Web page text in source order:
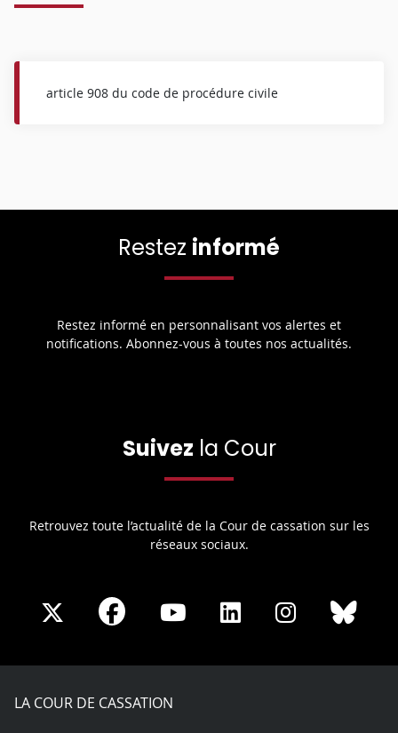
article 908 du code de procédure civile
Restez informé
Restez informé en personnalisant vos alertes et
notifications. Abonnez-vous à toutes nos actualités.
Suivez la Cour
Retrouvez toute l’actualité de la Cour de cassation sur les
réseaux sociaux.
Share
X
Share
Facebook
Share
Youtube
Share
LinkedIn
Share
Instagram
LA COUR DE CASSATION